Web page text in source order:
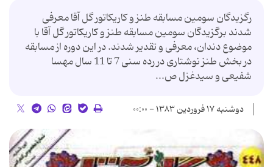
رگزیدگان سومین مسابقه طنز و كاریكاتور گل آقا معرفی
شدند برگزیدگان سومین مسابقه طنز و كاریكاتور گل آقا با
موضوع دندان، معرفی و تقدیر شدند. در این دوره از مسابقه
در بخش طنز نوشتاری در رده سنی 7 تا 11 سال مهسا
شفیعی و سیدغزل ص...
دوشنبه ۱۷ فروردین ۱۳۸۳ - ۰۰:۰۰